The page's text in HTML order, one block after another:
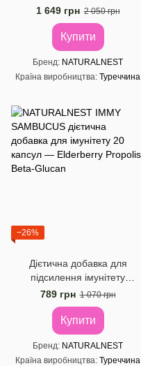
60 желатинових капсул
1 649 грн 2 050 грн
Купити
Бренд NATURALNEST
Країна виробництва Туреччина
−26%
Дієтична добавка для
підсилення імунітету
Naturalnest, 20 рослинних
капсул
789 грн 1 070 грн
Купити
Бренд NATURALNEST
Країна виробництва Туреччина